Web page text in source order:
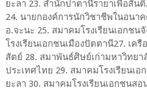
ยะลา 23. สำนักปาตานีรายาเพื่อสั
24. นายกองค์การนักวิชาชีพในอนา
อ.จะนะ 25. สมาคมโรงเรียนเอกช
โรงเรียนเอกชนเมืองปัตตานี27. เค
สัตย์ 28. สมาพันธ์ศิษย์เก่ามหาวิทยา
ประเทศไทย 29. สมาคมโรงเรียนเ
ยะลา 30. สมาคมโรงเรียนเอกชนส